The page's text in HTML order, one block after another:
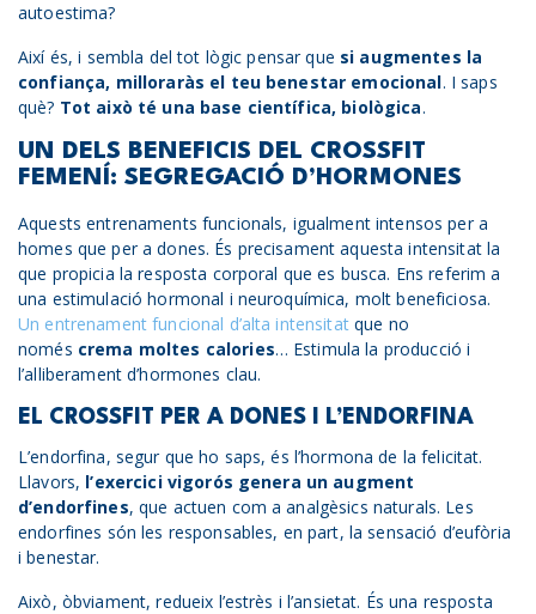
autoestima?
Així és, i sembla del tot lògic pensar que si augmentes la
confiança, milloraràs el teu benestar emocional. I saps
què? Tot això té una base científica, biològica.
UN DELS BENEFICIS DEL CROSSFIT
FEMENÍ: SEGREGACIÓ D’HORMONES
Aquests entrenaments funcionals, igualment intensos per a
homes que per a dones. És precisament aquesta intensitat la
que propicia la resposta corporal que es busca. Ens referim a
una estimulació hormonal i neuroquímica, molt beneficiosa.
Un entrenament funcional d’alta intensitatque no
només crema moltes calories… Estimula la producció i
l’alliberament d’hormones clau.
EL CROSSFIT PER A DONES I L’ENDORFINA
L’endorfina, segur que ho saps, és l’hormona de la felicitat.
Llavors, l’exercici vigorós genera un augment
d’endorfines, que actuen com a analgèsics naturals. Les
endorfines són les responsables, en part, la sensació d’eufòria
i benestar.
Això, òbviament, redueix l’estrès i l’ansietat. És una resposta